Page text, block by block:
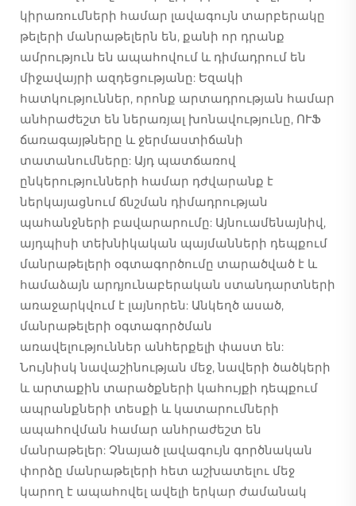
կիրառումների համար լավագույն տարբերակը
թելերի մանրաթելերն են, քանի որ դրանք
ամրություն են ապահովում և դիմադրում են
միջավայրի ազդեցությանը: Եզակի
հատկություններ, որոնք արտադրության համար
անհրաժեշտ են ներառյալ խոնավությունը, ՈՒՖ
ճառագայթները և ջերմաստիճանի
տատանումները: Այդ պատճառով
ընկերությունների համար դժվարանք է
ներկայացնում ճնշման դիմադրության
պահանջների բավարարումը: Այնուամենայնիվ,
այդպիսի տեխնիկական պայմանների դեպքում
մանրաթելերի օգտագործումը տարածված է և
համաձայն արդյունաբերական ստանդարտների
առաջարկվում է լայնորեն: Անկեղծ ասած,
մանրաթելերի օգտագործման
առավելություններ անհերքելի փաստ են:
Նույնիսկ նավաշինության մեջ, նավերի ծածկերի
և արտաքին տարածքների կահույքի դեպքում
ապրանքների տեսքի և կատարումների
ապահովման համար անհրաժեշտ են
մանրաթելեր: Չնայած լավագույն գործնական
փորձը մանրաթելերի հետ աշխատելու մեջ
կարող է ապահովել ավելի երկար ժամանակ